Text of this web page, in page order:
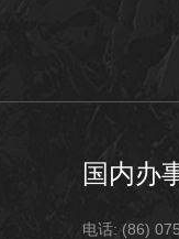
国内办
电话: (86)